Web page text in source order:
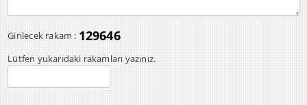
Girilecek rakam : 129646
Lütfen yukarıdaki rakamları yazınız.